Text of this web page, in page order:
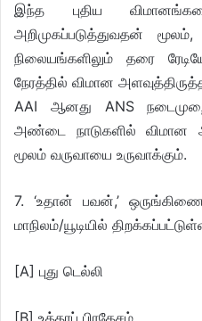
இந்த புதிய
அறிமுகப்படுத்துவதன்
நிலையங்களிலும் தரை
நேரத்தில் விமான
AAI ஆனது ANS
அண்டை நாடுகளில்
மூலம் வருவாயை உருவாக்கும்.
7. ‘உதான் பவன்,’
மாநிலம்/யூடியில்
[A] புது டெல்லி
[B] உத்தரப் பிரதேசம்